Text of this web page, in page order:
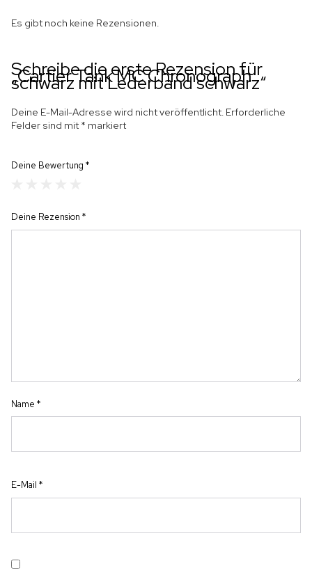
Es gibt noch keine Rezensionen.
Schreibe die erste Rezension für
„Cartier Tank MC Chronograph
schwarz mit Lederband schwarz“
Deine E-Mail-Adresse wird nicht veröffentlicht. Erforderliche
Felder sind mit * markiert
Deine Bewertung *
Deine Rezension *
Name *
E-Mail *